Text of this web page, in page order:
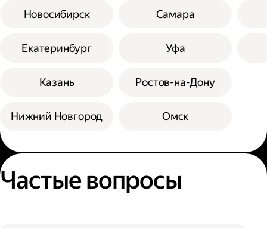
Новосибирск
Екатеринбург
Казань
Нижний Новгород
Самара
Уфа
Ростов-на-Дону
Омск
Частые вопросы